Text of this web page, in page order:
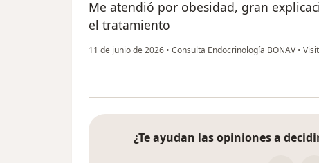
Me atendió por obesidad, gran
el tratamiento
11 de junio de 2026 • Consulta Endocrinología BONAV •
¿Te ayudan las opiniones a